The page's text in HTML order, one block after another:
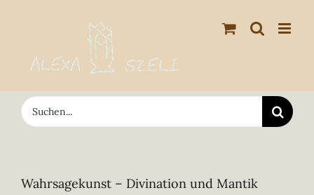
springen
Suche
nach:
Wahrsagekunst – Divination und Mantik